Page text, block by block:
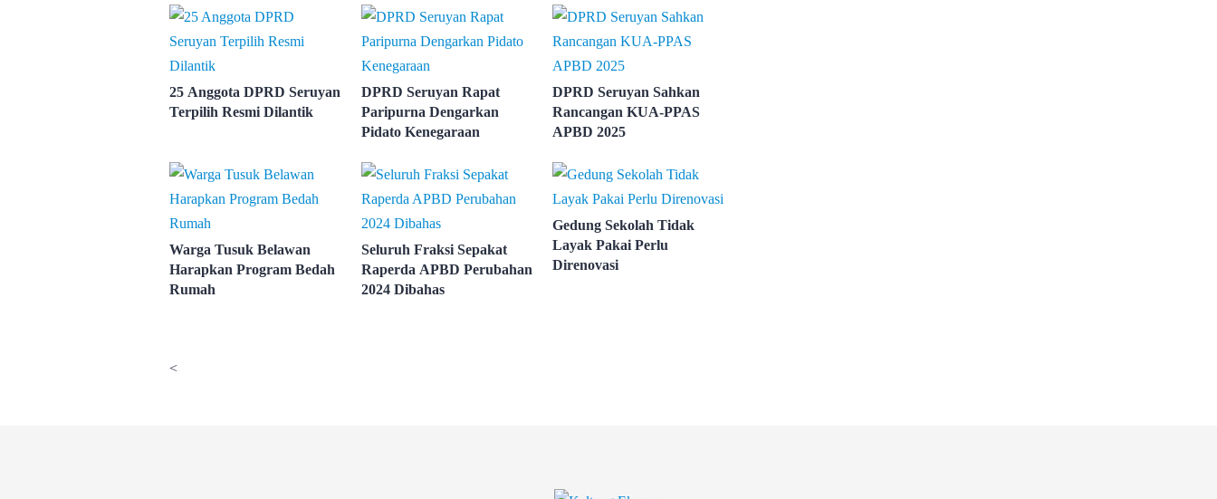
25 Anggota DPRD Seruyan
Terpilih Resmi Dilantik
DPRD Seruyan Rapat
Paripurna Dengarkan
Pidato Kenegaraan
DPRD Seruyan Sahkan
Rancangan KUA-PPAS
APBD 2025
Warga Tusuk Belawan
Harapkan Program Bedah
Rumah
Seluruh Fraksi Sepakat
Raperda APBD Perubahan
2024 Dibahas
Gedung Sekolah Tidak
Layak Pakai Perlu
Direnovasi
<